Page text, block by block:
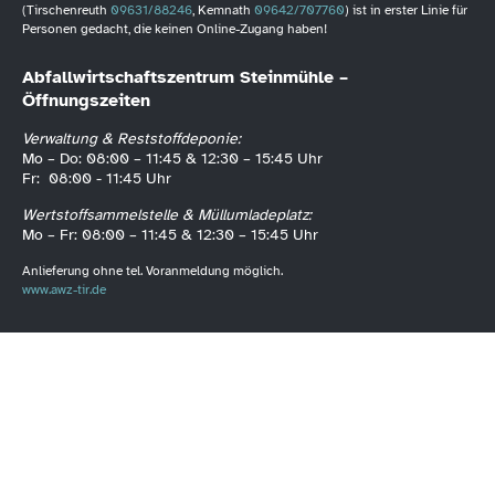
(Tirschenreuth 09631/88246, Kemnath 09642/707760) ist in erster Linie für
Personen gedacht, die keinen Online-Zugang haben!
Abfallwirtschaftszentrum Steinmühle –
Öffnungszeiten
Verwaltung & Reststoffdeponie:
Mo – Do: 08:00 – 11:45 & 12:30 – 15:45 Uhr
Fr: 08:00 - 11:45 Uhr
Wertstoffsammelstelle & Müllumladeplatz:
Mo – Fr: 08:00 – 11:45 & 12:30 – 15:45 Uhr
Anlieferung ohne tel. Voranmeldung möglich.
www.awz-tir.de